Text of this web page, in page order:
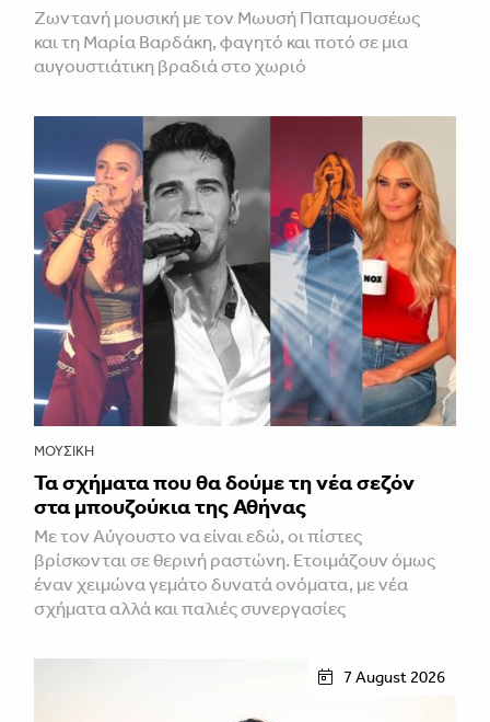
Ζωντανή μουσική με τον Μωυσή Παπαμουσέως
και τη Μαρία Βαρδάκη, φαγητό και ποτό σε μια
αυγουστιάτικη βραδιά στο χωριό
ΜΟΥΣΙΚΉ
Τα σχήματα που θα δούμε τη νέα σεζόν
στα μπουζούκια της Αθήνας
Με τον Αύγουστο να είναι εδώ, οι πίστες
βρίσκονται σε θερινή ραστώνη. Ετοιμάζουν όμως
έναν χειμώνα γεμάτο δυνατά ονόματα, με νέα
σχήματα αλλά και παλιές συνεργασίες
7 August 2026